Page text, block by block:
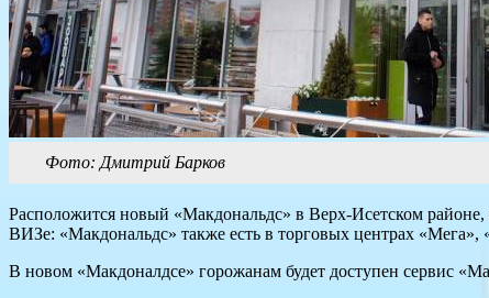
Фото: Дмитрий Барков
Расположится новый «Макдональдс» в Верх-Исетском
ВИЗе: «Макдональдс» также есть в торговых центрах
В новом «Макдоналдсе» горожанам будет доступен сервис